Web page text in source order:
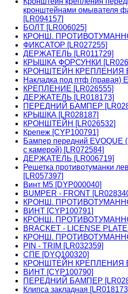
кронштейнами омывателя
[LR094157]
БОЛТ [LR006025]
КРОНШ.
ФИКСАТОР [LR027255]
ДЕРЖАТЕЛЬ [LR011729]
КРЫШКА ФОРСУНКИ
КРОНШТЕЙН КРЕПЛЕНИЯ
Накладка под птф (правая)
КРЕПЛЕНИЕ [LR026555]
ДЕРЖАТЕЛЬ [LR018173]
ПЕРЕДНИЙ БАМПЕР
КРЫШКА [LR028187]
КРОНШТЕЙН [LR026532]
Крепеж [CYP100791]
Бампер передний EVOQUE
с камерой) [LR072584]
ДЕРЖАТЕЛЬ [LR006719]
Решетка противотуманки
[LR057397]
Винт М5 [DYP000040]
BUMPER - FRONT
КРОНШ.
ВИНТ [CYP100791]
КРОНШ.
BRACKET - LICENSE
КРОНШ.
PIN - TRIM [LR032359]
СПЕ [DYQ100320]
КРОНШТЕЙН КРЕПЛЕНИЯ
ВИНТ [CYP100790]
ПЕРЕДНИЙ БАМПЕР
Клипса закладная